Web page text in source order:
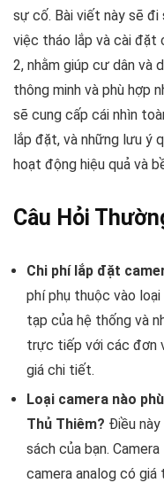
sự cố. Bài viết này sẽ đi
việc tháo lắp và cài đặt
2, nhằm giúp cư dân và
thông minh và phù hợp
sẽ cung cấp cái nhìn
lắp đặt, và những lưu ý
hoạt động hiệu quả và
Câu Hỏi
Chi phí lắp đặt
phí phụ thuộc vào
tạp của hệ thống và
trực tiếp với các đơn
giá chi tiết.
Loại camera nào
Thủ Thiêm? Điều này
sách của bạn.
camera analog có giá